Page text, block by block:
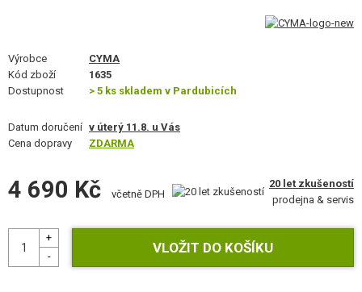
SLEVY, AKCE
KONTAKT
Výrobce
CYMA
Kód zboží
1635
Dostupnost
> 5 ks skladem v Pardubicích
Datum doručení v úterý 11.8. u Vás
Cena dopravy
ZDARMA
4 690 Kč včetně DPH
20 let zkušeností
prodejna & servis